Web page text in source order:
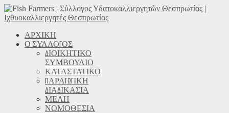
ΑΡΧΙΚΗ
Ο ΣΥΛΛΟΓΟΣ
ΔΙΟΙΚΗΤΙΚΟ
ΣΥΜΒΟΥΛΙΟ
ΚΑΤΑΣΤΑΤΙΚΟ
ΠΑΡΑΓΩΓΙΚΗ
ΔΙΑΔΙΚΑΣΙΑ
ΜΕΛΗ
ΝΟΜΟΘΕΣΙΑ